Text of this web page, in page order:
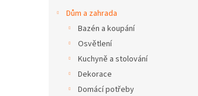
Dům a zahrada
Bazén a koupání
Osvětlení
Kuchyně a stolování
Dekorace
Domácí potřeby